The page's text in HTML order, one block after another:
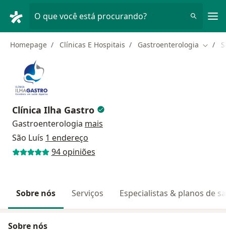
O que você está procurando?
Homepage Clínicas E Hospitais Gastroenterologia
Clínica Ilha Gastro
Gastroenterologia mais
São Luís 1 endereço
94 opiniões
Sobre nós Serviços Especialistas & planos de
Sobre nós